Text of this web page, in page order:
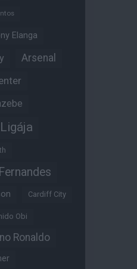
Elanga
Arsenal
Cardiff City
Obi
Ronaldo